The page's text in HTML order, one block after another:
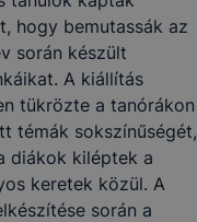
hogy bemutassák az
során készült
A kiállítás
tükrözte a tanórákon
témák sokszínűségét,
diákok kiléptek a
keretek közül. A
során a